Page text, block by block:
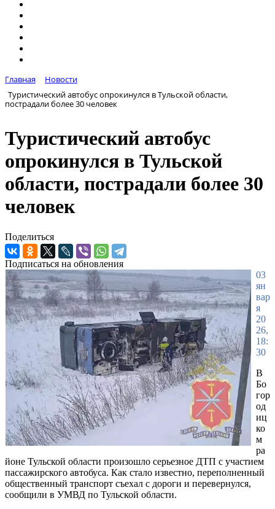
Главная
Новости
Туристический автобус опрокинулся в Тульской области,
пострадали более 30 человек
Туристический автобус
опрокинулся в Тульской
области, пострадали более 30
человек
Поделиться
Подписаться на обновления
03
ян
вар
я
20
26,
18:
30
В
Бо
гор
од
иц
ко
м
ра
йоне Тульской области произошло серьезное ДТП с участием
пассажирского автобуса. Как стало известно, переполненный
общественный транспорт съехал с дороги и перевернулся,
сообщили в УМВД по Тульской области.